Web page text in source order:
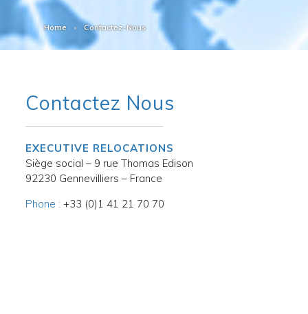
Home Contactez-Nous
Contactez Nous
EXECUTIVE RELOCATIONS
Siège social – 9 rue Thomas Edison
92230 Gennevilliers – France
Phone : +33 (0)1 41 21 70 70